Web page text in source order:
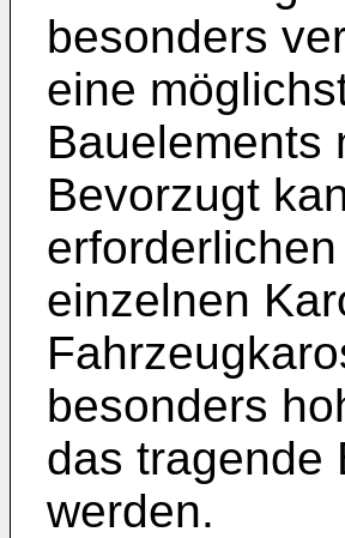
besonders
eine
Bauelements
Bevorzugt
einzelnen
besonders
das tragende
werden.